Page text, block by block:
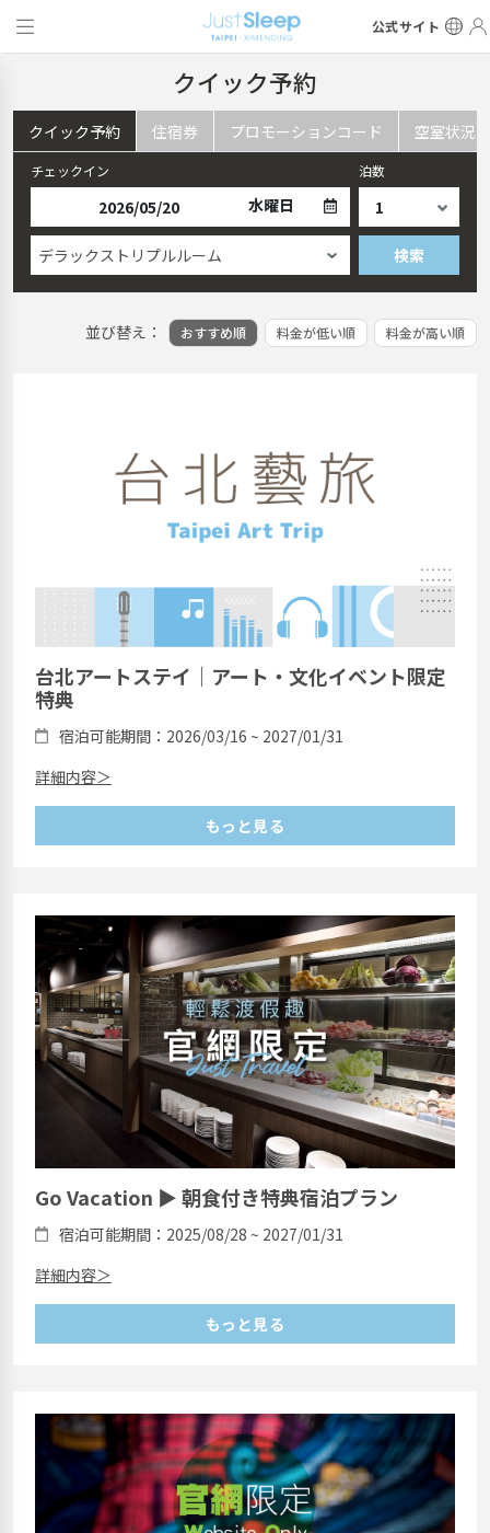
公式サイト
クイック予約
クイック予約 住宿券 プロモーションコード 空室状況
チェックイン
水曜日
泊数
デラックストリプルルーム 検索
並び替え： おすすめ順 料金が低い順 料金が高い順
台北アートステイ｜アート・文化イベント限定
特典
宿泊可能期間：2026/03/16 ~ 2027/01/31
詳細内容＞
もっと見る
Go Vacation ▶ 朝食付き特典宿泊プラン
宿泊可能期間：2025/08/28 ~ 2027/01/31
詳細内容＞
もっと見る